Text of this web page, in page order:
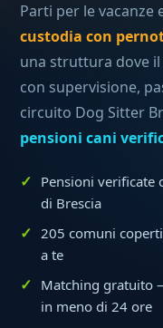
Parti per le vacanze
custodia con
una struttura dove
con supervisione,
circuito Dog Sitter
pensioni cani
Pensioni verificate
di Brescia
205 comuni
a te
Matching gratuito
in meno di 24 ore